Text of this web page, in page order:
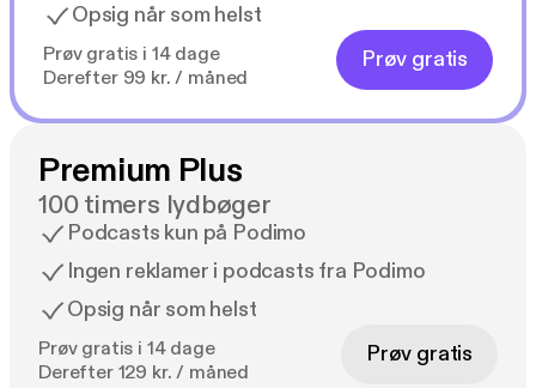
Opsig når som helst
Prøv gratis i 14 dage
Derefter 99 kr. / måned
Prøv gratis
Premium Plus
100 timers lydbøger
Podcasts kun på Podimo
Ingen reklamer i podcasts fra Podimo
Opsig når som helst
Prøv gratis i 14 dage
Derefter 129 kr. / måned
Prøv gratis